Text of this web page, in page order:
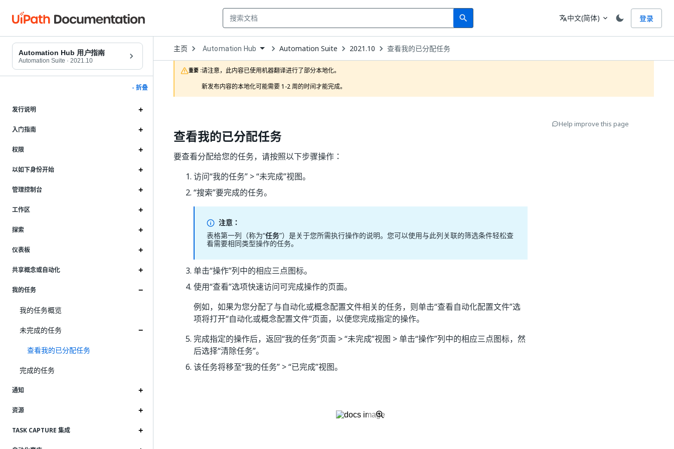
search
Search 语言
translate中文(简体) expand_more 登录
Automation Hub 用户指南
Automation Suite · 2021.10
- 折叠
发行说明
入门指南
权限
以如下身份开始
管理控制台
工作区
探索
仪表板
共享概念或自动化
我的任务
我的任务概览
未完成的任务
查看我的已分配任务
完成的任务
通知
资源
TASK CAPTURE 集成
主页 Open
Dropdown
to
choose
product
Automation Hub Automation Suite 2021.10 查看我的已分配任务
重要 :请注意，此内容已使用机器翻译进行了部分本地化。
新发布内容的本地化可能需要 1-2 周的时间才能完成。
查看我的已分配任务
要查看分配给您的任务，请按照以下步骤操作：
访问“我的任务” > “未完成”视图。
“搜索”要完成的任务。
注意：
表格第一列（称为“任务”）是关于您所需执行操作的说明。您可以使用与此列关联的筛选条件轻松查
看需要相同类型操作的任务。
单击“操作”列中的相应三点图标。
使用“查看”选项快速访问可完成操作的页面。
例如，如果为您分配了与自动化或概念配置文件相关的任务，则单击“查看自动化配置文件”选
项将打开“自动化或概念配置文件”页面，以便您完成指定的操作。
完成指定的操作后，返回“我的任务”页面 > “未完成”视图 > 单击“操作”列中的相应三点图标，然
后选择“清除任务”。
该任务将移至“我的任务” > “已完成”视图。
Help improve this page